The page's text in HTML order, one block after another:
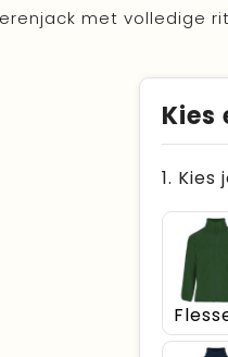
met volledige
Kies
1. Kies